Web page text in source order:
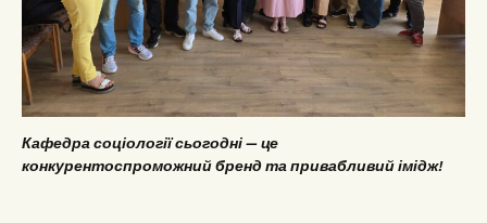
Кафедра соціології сьогодні — це
конкурентоспроможний бренд та привабливий імідж!